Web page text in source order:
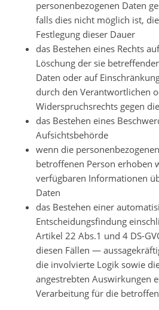
personenbezogenen Daten
falls dies nicht möglich ist,
Festlegung dieser Dauer
das Bestehen eines Rechts
Löschung der sie
Daten oder auf
durch den Verantwortlichen
Widerspruchsrechts gegen
das Bestehen eines
Aufsichtsbehörde
wenn die
betroffenen Person erhoben
verfügbaren Informationen
Daten
das Bestehen einer
Entscheidungsfindung
Artikel 22 Abs.1 und 4 DS-
diesen Fällen —
die involvierte Logik sowie
angestrebten Auswirkungen
Verarbeitung für die